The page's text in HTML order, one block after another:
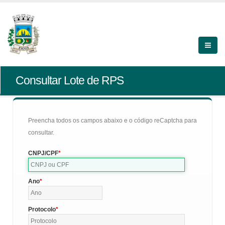
Consultar Lote de RPS
Preencha todos os campos abaixo e o código reCaptcha para
consultar.
CNPJ/CPF
Ano
Protocolo